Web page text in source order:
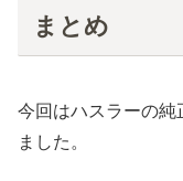
まとめ
今回はハスラーの純
ました。